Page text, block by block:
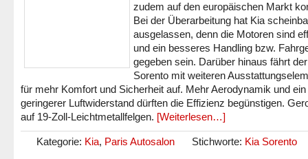
zudem auf den europäischen Markt
Bei der Überarbeitung hat Kia
ausgelassen, denn die Motoren sind
und ein besseres Handling bzw.
gegeben sein. Darüber hinaus fährt
Sorento mit weiteren
für mehr Komfort und Sicherheit auf. Mehr Aerodynamik und ein
geringerer Luftwiderstand dürften die Effizienz begünstigen.
auf 19-Zoll-Leichtmetallfelgen. [Weiterlesen…]
Kategorie: Kia, Paris Autosalon Stichworte: Kia Sorento